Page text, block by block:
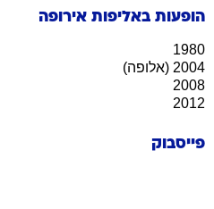
הופעות באליפות אירופה
1980
2004 (אלופה)
2008
2012
פייסבוק